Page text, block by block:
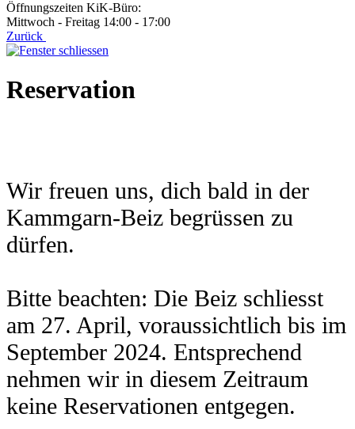
Öffnungszeiten KiK-Büro:
Mittwoch - Freitag 14:00 - 17:00
Zurück
Reservation
Wir freuen uns, dich bald in der
Kammgarn-Beiz begrüssen zu
dürfen.
Bitte beachten: Die Beiz schliesst
am 27. April, voraussichtlich bis im
September 2024. Entsprechend
nehmen wir in diesem Zeitraum
keine Reservationen entgegen.